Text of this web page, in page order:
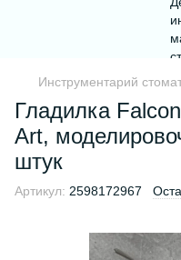
Инструментарий
Гладилка
Art,
штук
Артикул: 2598172967